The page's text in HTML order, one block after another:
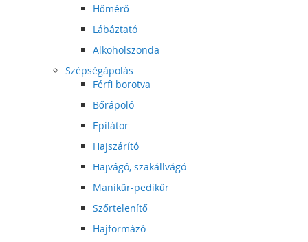
Hőmérő
Lábáztató
Alkoholszonda
Szépségápolás
Férfi borotva
Bőrápoló
Epilátor
Hajszárító
Hajvágó, szakállvágó
Manikűr-pedikűr
Szőrtelenítő
Hajformázó